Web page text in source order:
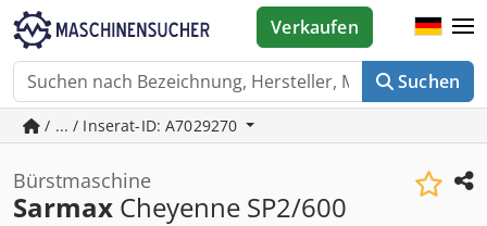
Suchen
Verkaufen
/ ... / Inserat-ID: A7029270
Bürstmaschine
Sarmax Cheyenne SP2/600